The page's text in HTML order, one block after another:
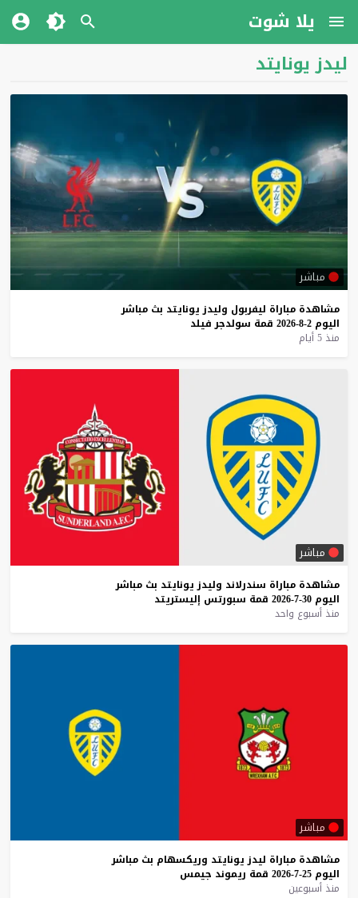
يلا شوت
ليدز يونايتد
مباشر
مشاهدة مباراة ليفربول وليدز يونايتد بث مباشر
اليوم 2-8-2026 قمة سولدجر فيلد
منذ 5 أيام
مباشر
مشاهدة مباراة سندرلاند وليدز يونايتد بث مباشر
اليوم 30-7-2026 قمة سبورتس إليستريتد
منذ أسبوع واحد
مباشر
مشاهدة مباراة ليدز يونايتد وريكسهام بث مباشر
اليوم 25-7-2026 قمة ريموند جيمس
منذ أسبوعين